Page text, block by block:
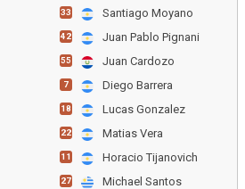
33 Santiago Moyano
42 Juan Pablo Pignani
55 Juan Cardozo
7 Diego Barrera
18 Lucas Gonzalez
22 Matias Vera
11 Horacio Tijanovich
27 Michael Santos